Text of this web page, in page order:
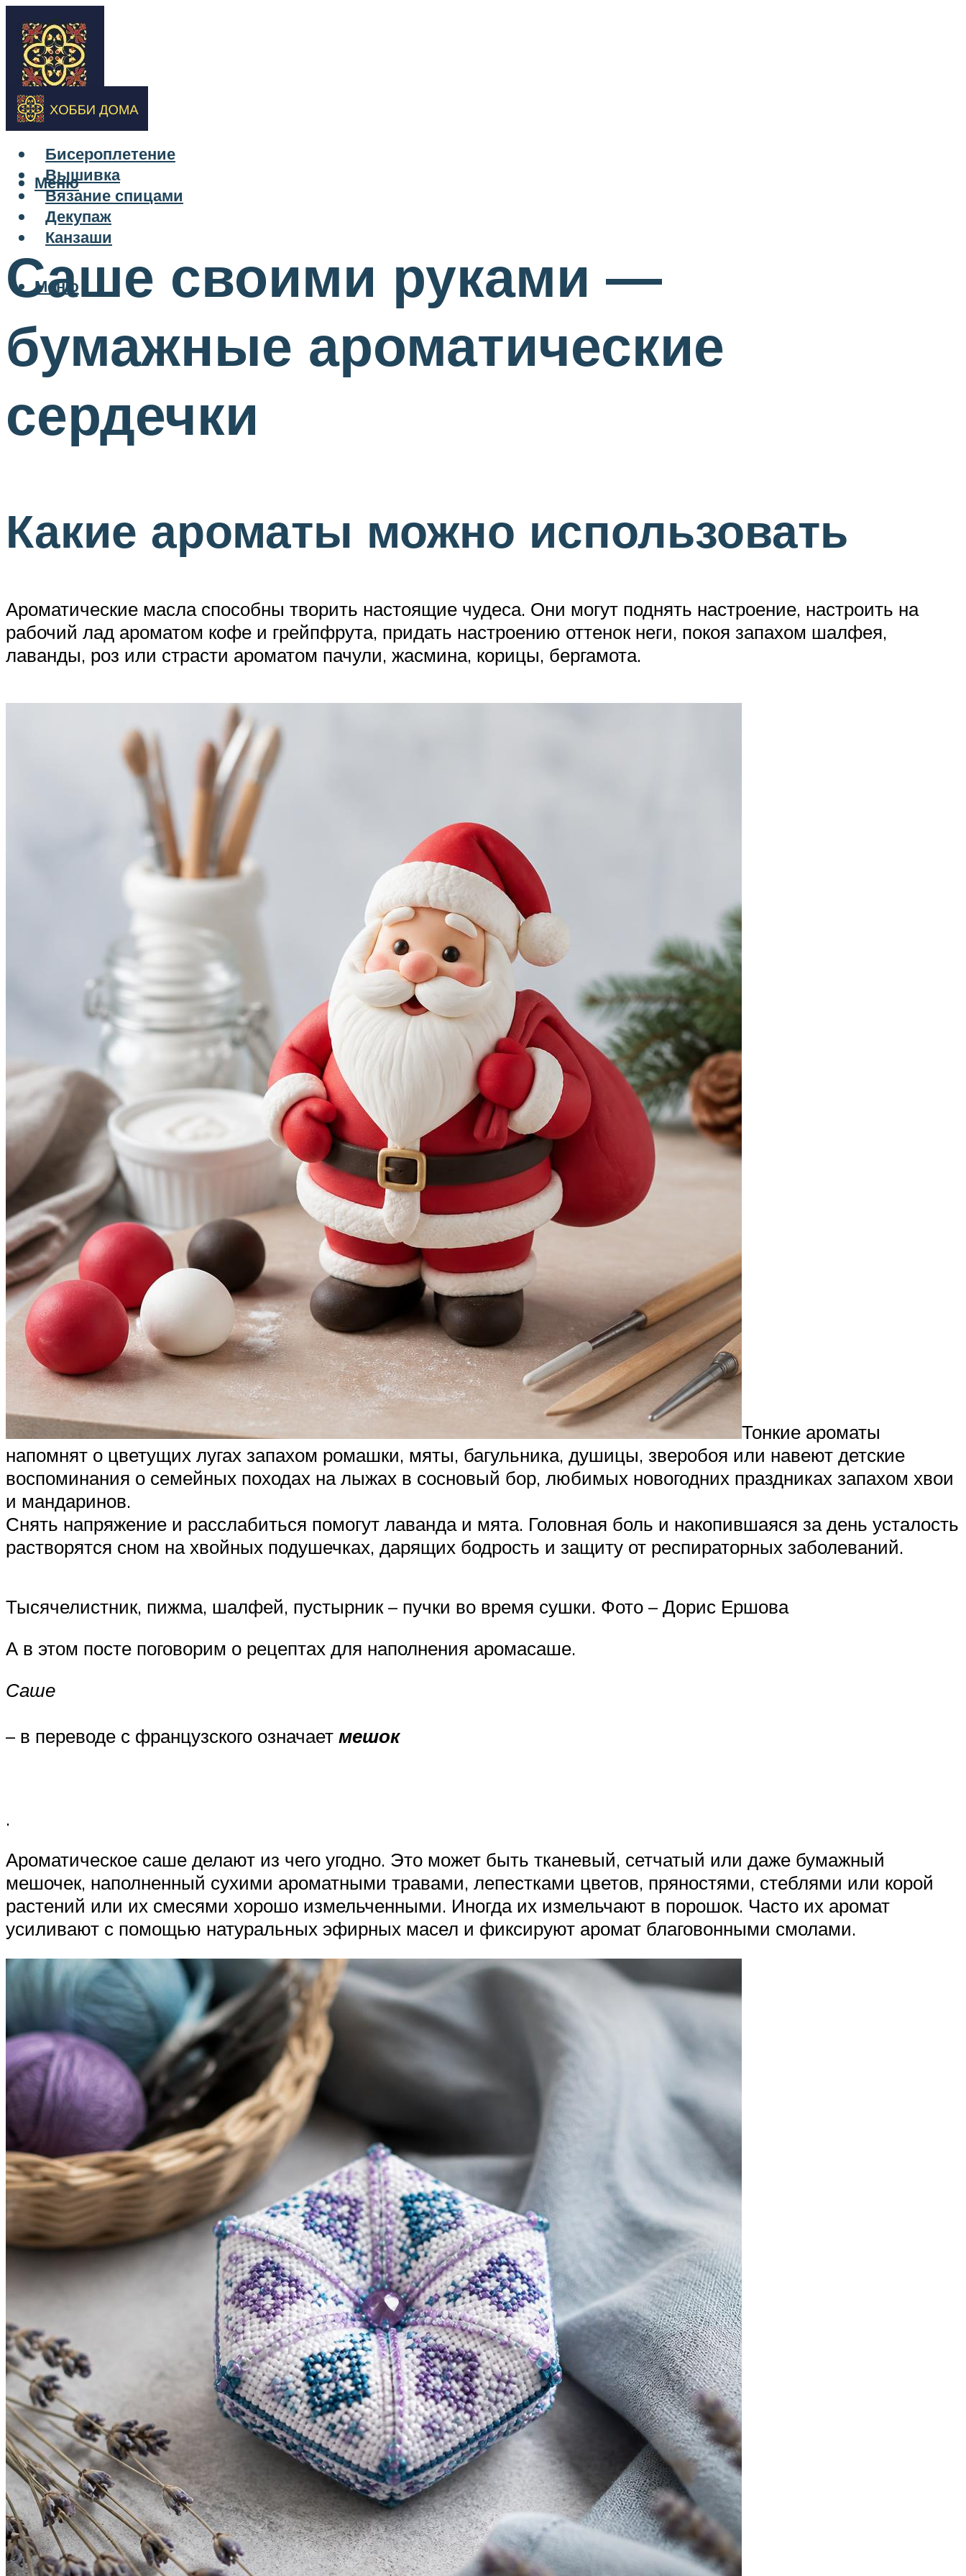
Бисероплетение
Вышивка
Вязание спицами
Декупаж
Канзаши
Меню
Меню
Саше своими руками —
бумажные ароматические
сердечки
Какие ароматы можно использовать
Ароматические масла способны творить настоящие чудеса. Они могут поднять настроение, настроить на
рабочий лад ароматом кофе и грейпфрута, придать настроению оттенок неги, покоя запахом шалфея,
лаванды, роз или страсти ароматом пачули, жасмина, корицы, бергамота.
Тонкие ароматы
напомнят о цветущих лугах запахом ромашки, мяты, багульника, душицы, зверобоя или навеют детские
воспоминания о семейных походах на лыжах в сосновый бор, любимых новогодних праздниках запахом хвои
и мандаринов.
Снять напряжение и расслабиться помогут лаванда и мята. Головная боль и накопившаяся за день усталость
растворятся сном на хвойных подушечках, дарящих бодрость и защиту от респираторных заболеваний.
Тысячелистник, пижма, шалфей, пустырник – пучки во время сушки. Фото – Дорис Ершова
А в этом посте поговорим о рецептах для наполнения аромасаше.
Саше
– в переводе с французского означает мешок
.
Ароматическое саше делают из чего угодно. Это может быть тканевый, сетчатый или даже бумажный
мешочек, наполненный сухими ароматными травами, лепестками цветов, пряностями, стеблями или корой
растений или их смесями хорошо измельченными. Иногда их измельчают в порошок. Часто их аромат
усиливают с помощью натуральных эфирных масел и фиксируют аромат благовонными смолами.